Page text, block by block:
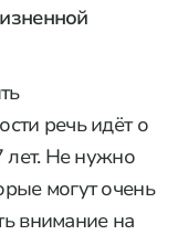
речь идёт о
лет. Не нужно
могут очень
внимание на